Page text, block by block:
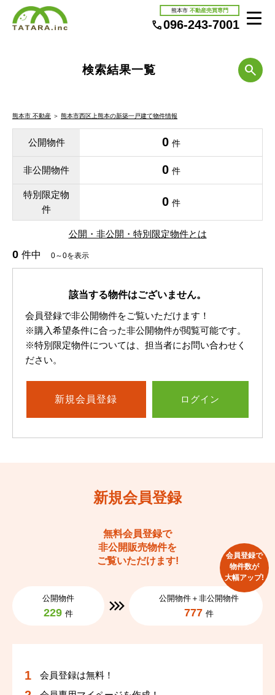
熊本市 不動産売買専門
096-243-7001
検索結果一覧
熊本市 不動産 ＞ 熊本市西区上熊本の新築一戸建て物件情報
公開物件 0 件
非公開物件 0 件
特別限定物
件
0 件
公開・非公開・特別限定物件とは
0 件中 0～0を表示
該当する物件はございません。
会員登録で非公開物件をご覧いただけます！
※購入希望条件に合った非公開物件が閲覧可能です。
※特別限定物件については、担当者にお問い合わせく
ださい。
新規会員登録 ログイン
新規会員登録
無料会員登録で
非公開販売物件を
ご覧いただけます!
公開物件
229 件
公開物件＋非公開物件
777 件
会員登録で
物件数が
大幅アップ!
会員登録は無料！